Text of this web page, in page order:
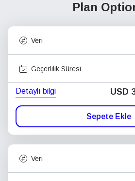
Plan
Veri
Geçerlilik Süresi
Detaylı bilgi USD
Sepete Ekle
Veri